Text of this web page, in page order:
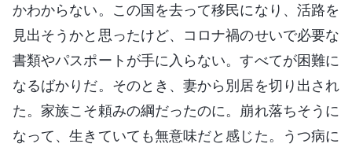
かわからない。この国を去って移民になり、活路を
見出そうかと思ったけど、コロナ禍のせいで必要な
書類やパスポートが手に入らない。すべてが困難に
なるばかりだ。そのとき、妻から別居を切り出され
た。家族こそ頼みの綱だったのに。崩れ落ちそうに
なって、生きていても無意味だと感じた。うつ病に